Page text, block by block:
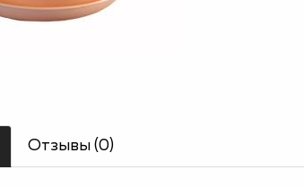
Отзывы (0)